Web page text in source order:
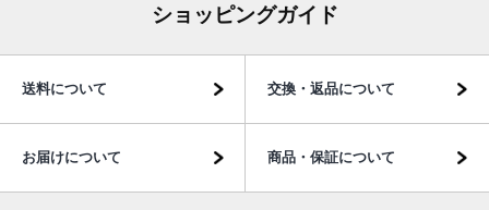
ショッピングガイド
送料について 交換・返品について
お届けについて 商品・保証について